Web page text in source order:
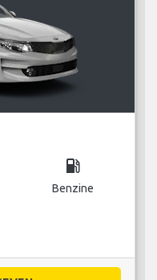
local_gas_station
Benzine